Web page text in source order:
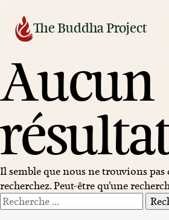
contenuThe Buddha Project
Aucun
Il semble que nous ne trouvions pas
recherchez. Peut-être qu'une
Rechercher
: